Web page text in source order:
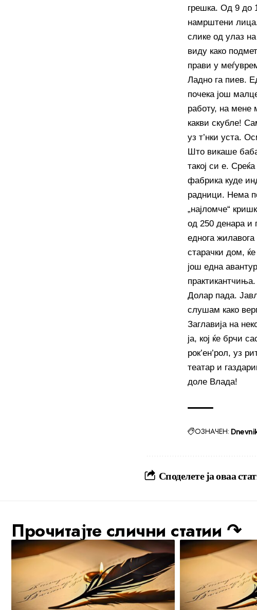
грешка. Од 9 до
намрштени
слике од улаз
виду како
прави у
Ладно га пиев.
почека још
работу, на мене
какви скубле!
уз т’нки уста.
Што викаше
такој си е.
фабрика куде
радници. Нема
„најломче“
од 250 денара и
еднога
старачки дом,
још една
практикантчиња.
Долар пада.
слушам како
Заглавија на
ја, кој ќе брчи
рок’ен’рол, уз
театар и
доле Влада!
ОЗНАЧЕН:
Споделете ја оваа
Прочитајте слични статии ↷